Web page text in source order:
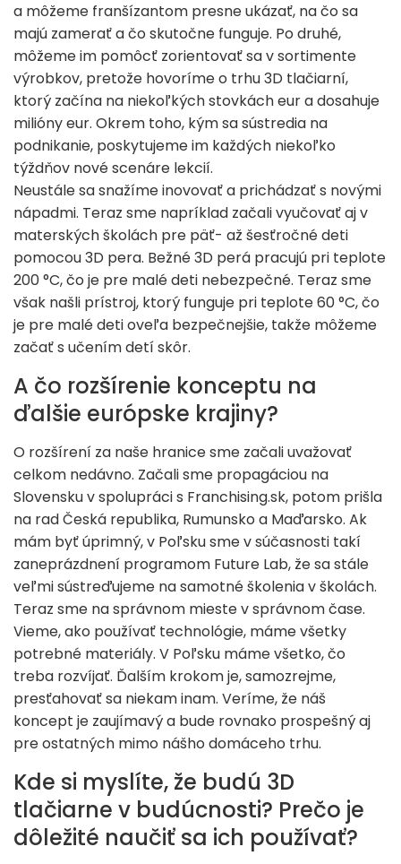
a môžeme franšízantom presne ukázať, na čo sa
majú zamerať a čo skutočne funguje. Po druhé,
môžeme im pomôcť zorientovať sa v sortimente
výrobkov, pretože hovoríme o trhu 3D tlačiarní,
ktorý začína na niekoľkých stovkách eur a dosahuje
milióny eur. Okrem toho, kým sa sústredia na
podnikanie, poskytujeme im každých niekoľko
týždňov nové scenáre lekcií.
Neustále sa snažíme inovovať a prichádzať s novými
nápadmi. Teraz sme napríklad začali vyučovať aj v
materských školách pre päť- až šesťročné deti
pomocou 3D pera. Bežné 3D perá pracujú pri teplote
200 °C, čo je pre malé deti nebezpečné. Teraz sme
však našli prístroj, ktorý funguje pri teplote 60 °C, čo
je pre malé deti oveľa bezpečnejšie, takže môžeme
začať s učením detí skôr.
A čo rozšírenie konceptu na
ďalšie európske krajiny?
O rozšírení za naše hranice sme začali uvažovať
celkom nedávno. Začali sme propagáciou na
Slovensku v spolupráci s Franchising.sk, potom prišla
na rad Česká republika, Rumunsko a Maďarsko. Ak
mám byť úprimný, v Poľsku sme v súčasnosti takí
zaneprázdnení programom Future Lab, že sa stále
veľmi sústreďujeme na samotné školenia v školách.
Teraz sme na správnom mieste v správnom čase.
Vieme, ako používať technológie, máme všetky
potrebné materiály. V Poľsku máme všetko, čo
treba rozvíjať. Ďalším krokom je, samozrejme,
presťahovať sa niekam inam. Veríme, že náš
koncept je zaujímavý a bude rovnako prospešný aj
pre ostatných mimo nášho domáceho trhu.
Kde si myslíte, že budú 3D
tlačiarne v budúcnosti? Prečo je
dôležité naučiť sa ich používať?